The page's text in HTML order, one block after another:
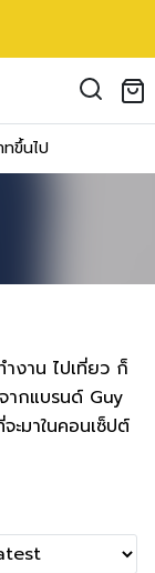
ขึ้นไป
ำงาน ไปเที่ยว ก็
ากแบรนด์ Guy
ะมาในคอนเซ็ปต์